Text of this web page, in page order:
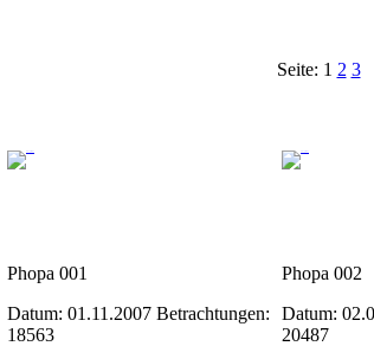
Seite: 1 2 3
Phopa 001
Datum: 01.11.2007 Betrachtungen:
18563
Phopa 002
Datum:
20487